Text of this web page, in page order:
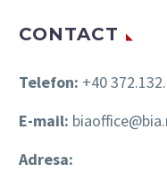
CONTACT
Telefon: +40
E-mail:
Adresa: